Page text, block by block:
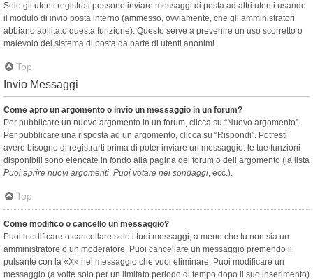
Solo gli utenti registrati possono inviare messaggi di posta ad altri utenti usando
il modulo di invio posta interno (ammesso, ovviamente, che gli amministratori
abbiano abilitato questa funzione). Questo serve a prevenire un uso scorretto o
malevolo del sistema di posta da parte di utenti anonimi.
Top
Invio Messaggi
Come apro un argomento o invio un messaggio in un forum?
Per pubblicare un nuovo argomento in un forum, clicca su “Nuovo argomento”.
Per pubblicare una risposta ad un argomento, clicca su “Rispondi”. Potresti
avere bisogno di registrarti prima di poter inviare un messaggio: le tue funzioni
disponibili sono elencate in fondo alla pagina del forum o dell’argomento (la lista
Puoi aprire nuovi argomenti, Puoi votare nei sondaggi, ecc.).
Top
Come modifico o cancello un messaggio?
Puoi modificare o cancellare solo i tuoi messaggi, a meno che tu non sia un
amministratore o un moderatore. Puoi cancellare un messaggio premendo il
pulsante con la «X» nel messaggio che vuoi eliminare. Puoi modificare un
messaggio (a volte solo per un limitato periodo di tempo dopo il suo inserimento)